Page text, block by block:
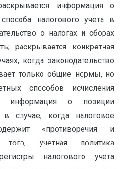
информация о
налогового учета в
о налогах и сборах
раскрывается конкретная
когда законодательство
только общие нормы, но
способов исчисления
инфор­мация о позиции
в случае, когда налоговое
«противоречия и
того, учетная политика
налогового учета